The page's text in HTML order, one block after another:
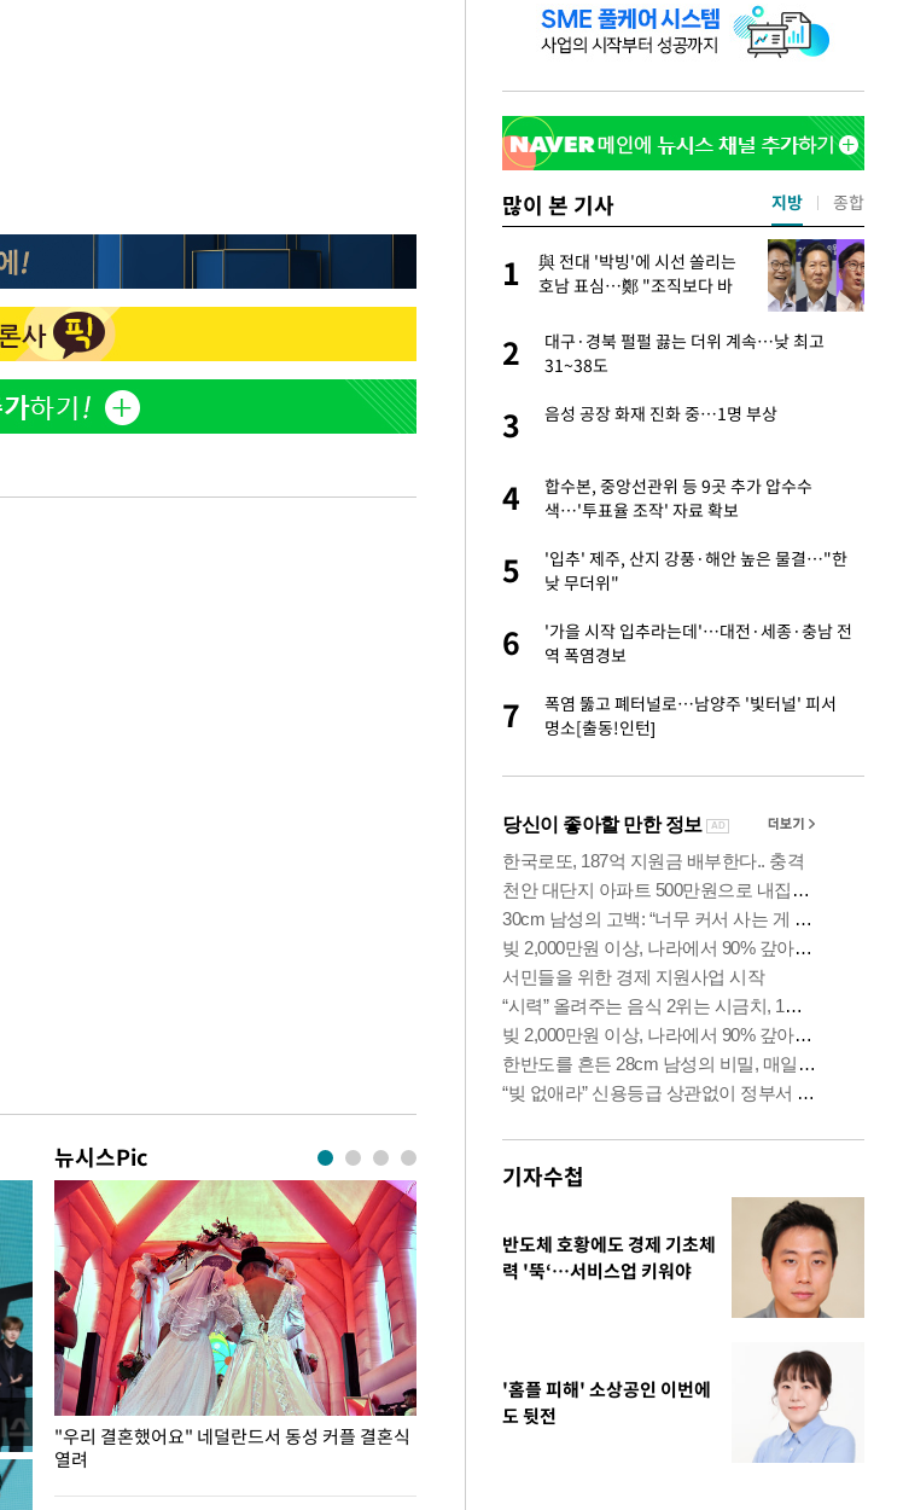
뉴시스Pic
"우리 결혼했어요" 네덜란드서 동성 커플 결혼식
열려
이 대통령, '청
총력 대응'
많이 본 기사
방은희, 母 고독사에 오열 "이
틀 만에 발견"
2
니…"
3
"바지 벗고 앞뒤로 돌아야 했다"…탈북민 김
서아, 기쁨조 검사 수치심 회상
4
1
與 전대 '박빙'에 시선 쏠리는
호남 표심…鄭 "조직보다 바
2
대구·경북 펄펄 끓는 더위 계속…낮 최고
31~38도
3 음성 공장 화재 진화 중…1명 부상
4
합수본, 중앙선관위 등 9곳 추가 압수수
색…'투표율 조작' 자료 확보
5
'입추' 제주, 산지 강풍·해안 높은 물결…"한
낮 무더위"
6
'가을 시작 입추라는데'…대전·세종·충남 전
역 폭염경보
7
폭염 뚫고 폐터널로…남양주 '빛터널' 피서
명소[출동!인턴]
지방 종합
기자수첩
반도체 호황에도 경제 기초체
력 '뚝‘…서비스업 키워야
'홈플 피해' 소상공인 이번에
도 뒷전